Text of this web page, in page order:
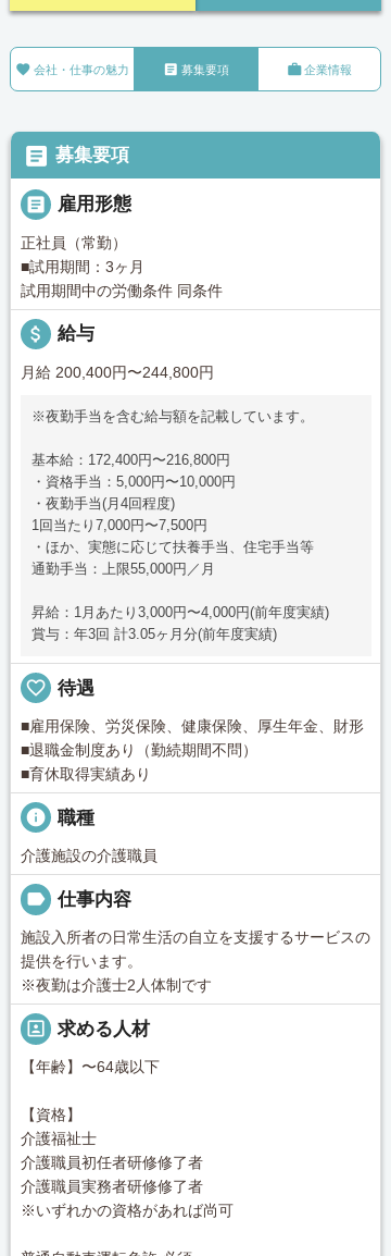
 会社・仕事の魅力  募集要項 企業情報
 募集要項
 雇用形態
正社員（常勤）
■試用期間：3ヶ月
試用期間中の労働条件 同条件
attach_money 給与
月給 200,400円〜244,800円
※夜勤手当を含む給与額を記載しています。
基本給：172,400円〜216,800円
・資格手当：5,000円〜10,000円
・夜勤手当(月4回程度)
1回当たり7,000円〜7,500円
・ほか、実態に応じて扶養手当、住宅手当等
通勤手当：上限55,000円／月
昇給：1月あたり3,000円〜4,000円(前年度実績)
賞与：年3回 計3.05ヶ月分(前年度実績)
favorite_border 待遇
■雇用保険、労災保険、健康保険、厚生年金、財形
■退職金制度あり（勤続期間不問）
■育休取得実績あり
info 職種
介護施設の介護職員
label 仕事内容
施設入所者の日常生活の自立を支援するサービスの
提供を行います。
※夜勤は介護士2人体制です
portrait 求める人材
【年齢】〜64歳以下
【資格】
介護福祉士
介護職員初任者研修修了者
介護職員実務者研修修了者
※いずれかの資格があれば尚可